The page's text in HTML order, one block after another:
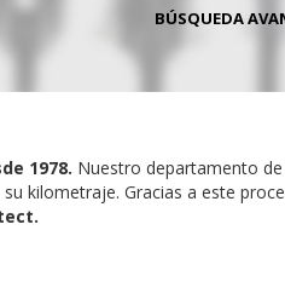
BÚSQUEDA
1978. Nuestro departamento
kilometraje. Gracias a este